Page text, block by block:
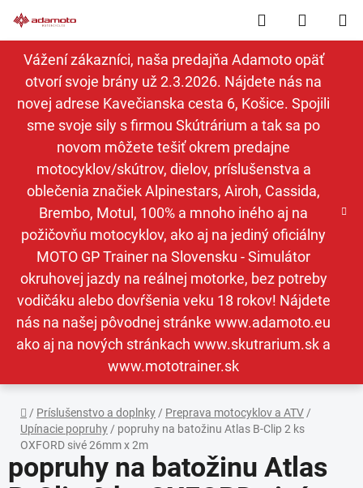
na
obsah
Vážení zákazníci, naša predajňa Adamoto opäť
otvorí svoje brány už 2.3.2026. Nájdete nás na
novej adrese Kavečianska cesta 6, Košice. Spojili
sme svoje sily s firmou Skútrárium a tak sa po
novom môžete tešiť okrem predajne
motocyklov/skútrov, dielov, príslušenstva a
oblečenia značiek Alpinestars, Airoh, Cassida,
Brembo, Motul, 100% a mnoho iného aj na
požičovňu motocyklov, ako aj na jediný oficiálny
MOTO GP Trainer na Slovensku - Simulátor
okruhovej jazdy na reálnej motorke, bez potreby
vodičáku alebo dovŕšenia veku 18 rokov! Nájdete
nás na našej pôvodnej stránke www.adamoto.eu
ako aj na nových stránkach www.skutrarium.sk a
www.mototrainer.sk
Hľadať
KOŠÍK
Domov
/ Príslušenstvo a doplnky / Preprava motocyklov a ATV /
Upínacie popruhy / popruhy na batožinu Atlas B-Clip 2 ks
OXFORD sivé 26mm x 2m
popruhy na batožinu Atlas